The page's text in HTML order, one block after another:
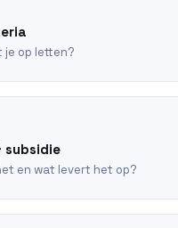
je op letten?
subsidie
en wat levert het op?